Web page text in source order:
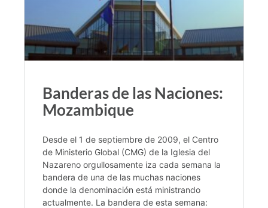
Banderas de las Naciones:
Mozambique
Desde el 1 de septiembre de 2009, el Centro
de Ministerio Global (CMG) de la Iglesia del
Nazareno orgullosamente iza cada semana la
bandera de una de las muchas naciones
donde la denominación está ministrando
actualmente. La bandera de esta semana: